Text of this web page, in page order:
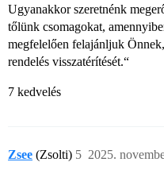
Ugyanakkor szeretnénk
tőlünk csomagokat,
megfelelően felajánljuk
rendelés visszatérítését.“
7 kedvelés
Zsee (Zsolti) 2025.
5